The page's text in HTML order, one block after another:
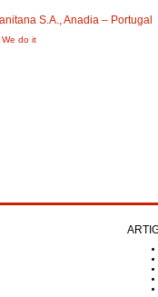
S.A., Anadia – Portugal
We do it